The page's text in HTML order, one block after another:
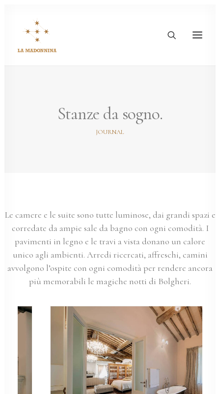
Stanze da sogno.
JOURNAL
Le camere e le suite sono tutte luminose, dai grandi spazi e
corredate da ampie sale da bagno con ogni comodità. I
pavimenti in legno e le travi a vista donano un calore
unico agli ambienti. Arredi ricercati, affreschi, camini
avvolgono l’ospite con ogni comodità per rendere ancora
più memorabili le magiche notti di Bolgheri.